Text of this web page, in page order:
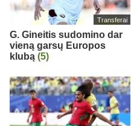
Transferai
G. Gineitis sudomino dar
vieną garsų Europos
klubą (5)